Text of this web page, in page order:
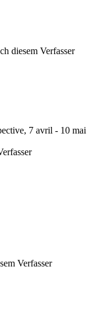
diesem Verfasser
7 avril - 10 mai
Verfasser